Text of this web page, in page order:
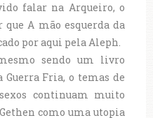
falar na Arqueiro, o
A mão esquerda da
por aqui pela Aleph.
sendo um livro
Fria, o temas de
continuam muito
como uma utopia